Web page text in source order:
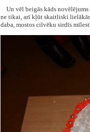
Un vēl beigās kāds novēlējums
ne tikai, arī kļūt skaitliski
daba, mostos cilvēku sirdīs